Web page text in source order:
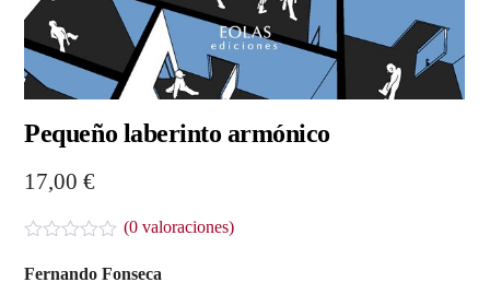
Pequeño laberinto armónico
17,00€
a
(0valoraciones)
Fernando Fonseca